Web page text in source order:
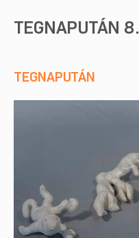
TEGNAPUTÁN 8.
TEGNAPUTÁN